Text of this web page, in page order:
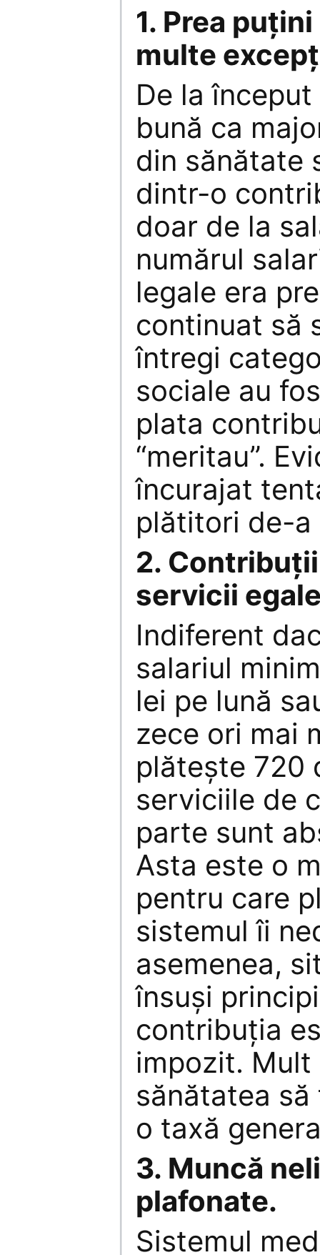
1. Prea
multe
De la
bună ca
din sănătate
dintr-o
doar de la
numărul
legale era
continuat să
întregi
sociale au
plata
“meritau”.
încurajat
plătitori de-a
2.
servicii
Indiferent
salariul
lei pe lună
zece ori mai
plăteşte 720
serviciile de
parte sunt
Asta este o
pentru care
sistemul îi
asemenea,
însuşi
contribuţia
impozit.
sănătatea
o taxă
3. Muncă
plafonate.
Sistemul